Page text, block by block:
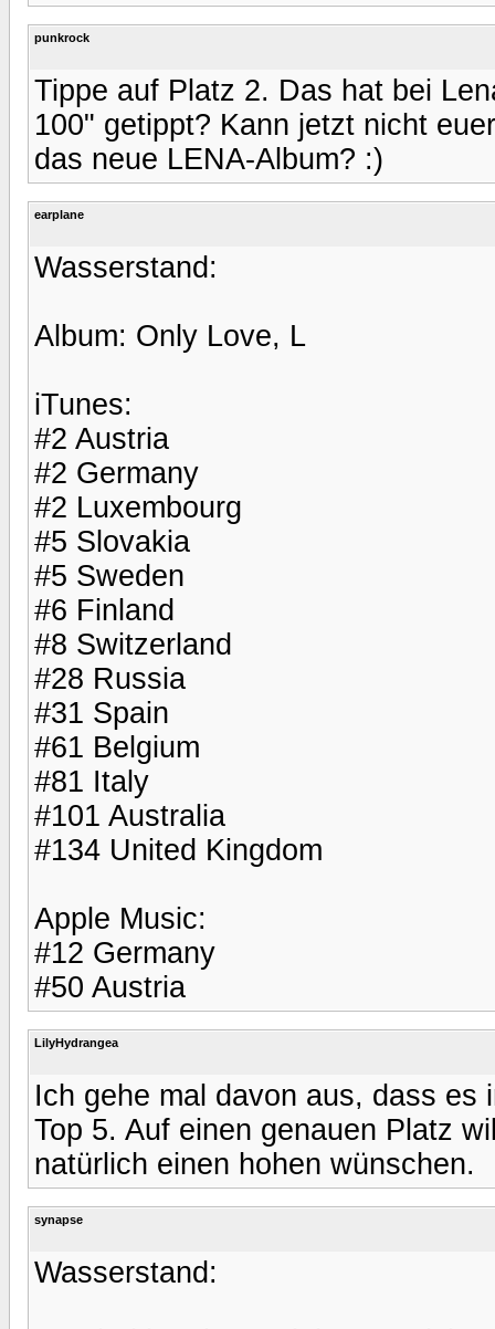
punkrock
Tippe auf Platz 2. Das hat bei
100" getippt? Kann jetzt nicht
das neue LENA-Album? :)
earplane
Wasserstand:
Album: Only Love, L
iTunes:
#2 Austria
#2 Germany
#2 Luxembourg
#5 Slovakia
#5 Sweden
#6 Finland
#8 Switzerland
#28 Russia
#31 Spain
#61 Belgium
#81 Italy
#101 Australia
#134 United Kingdom
Apple Music:
#12 Germany
#50 Austria
LilyHydrangea
Ich gehe mal davon aus, dass es
Top 5. Auf einen genauen Platz
natürlich einen hohen wünschen.
synapse
Wasserstand: